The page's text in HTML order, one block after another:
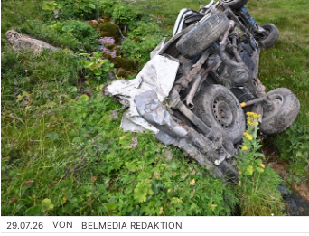
29.07.26 VON BELMEDIA REDAKTION